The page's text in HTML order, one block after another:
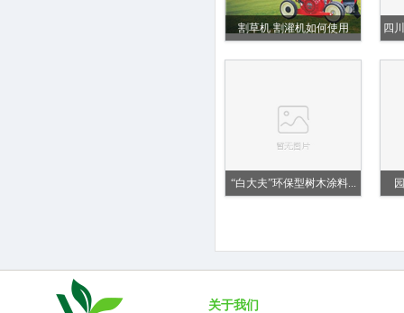
割草机 割灌机如何使用 四
“白大夫”环保型树木涂料...
关于我们